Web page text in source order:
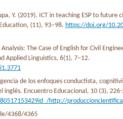
Y. (2019). ICT in teaching ESP to future
(11), 93–98. https://doi.org/
The Case of English for Civil
Applied Linguistics, 6(1), 7–12.
de los enfoques conductista,
inglés. Encuentro Educacional, 10 (3),
http://
4368/4365